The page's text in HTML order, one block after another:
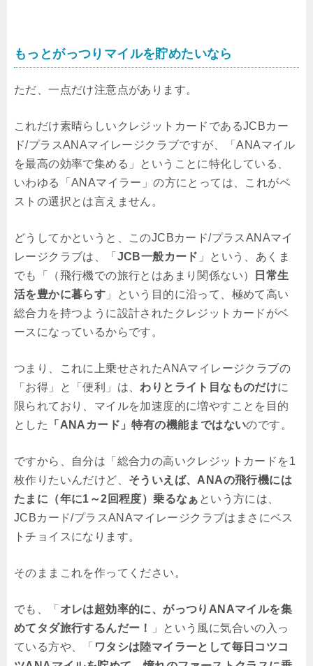
もっとがっつりマイルを貯めたいなら
ただ、一点だけ注意点があります。
これだけ素晴らしいクレジットカードであるJCBカー
ド/プラスANAマイレージクラブですが、「ANAマイル
を最高の効率で集める」ということに特化している、
いわゆる「ANAマイラー」の方にとっては、これがベ
ストの選択とは言えません。
どうしてかというと、このJCBカード/プラスANAマイ
レージクラブは、「 JCB一般カード 」という、あくま
でも「（飛行機での旅行とはあまり関係ない）
日常生
活を豊かに暮らす 」という目的に沿って、極めて高い
総合力を持つように設計されたクレジットカードがベ
ースになっているからです。
つまり、これに上乗せされたANAマイレージクラブの
「お得」と「便利」は、 わりとライト目なものだけに
限られており、マイルを加速度的に増やすことを目的
とした
「ANAカード」特有の機能まではないのです。
ですから、自分は「総合力の高いクレジットカードを1
枚作りたいんだけど、 そういえば、ANAの飛行機には
たまに（年に1～2回程度）乗るなぁ という方には、
JCBカード/プラスANAマイレージクラブはまさにベス
トチョイスになります。
そのままこれを作ってください。
でも、「 オレは超効率的に、がっつりANAマイルを集
めてタダ旅行するんだー！
」という風に気合いの入っ
ている方や、「 ワタシは陸マイラーとして毎日コツコ